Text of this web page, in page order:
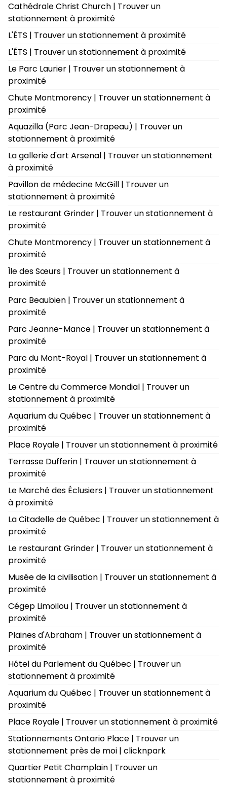
Cathédrale Christ Church | Trouver un
stationnement à proximité
L'ÉTS | Trouver un stationnement à proximité
L'ÉTS | Trouver un stationnement à proximité
Le Parc Laurier | Trouver un stationnement à
proximité
Chute Montmorency | Trouver un stationnement à
proximité
Aquazilla (Parc Jean-Drapeau) | Trouver un
stationnement à proximité
La gallerie d'art Arsenal | Trouver un stationnement
à proximité
Pavillon de médecine McGill | Trouver un
stationnement à proximité
Le restaurant Grinder | Trouver un stationnement à
proximité
Chute Montmorency | Trouver un stationnement à
proximité
Île des Sœurs | Trouver un stationnement à
proximité
Parc Beaubien | Trouver un stationnement à
proximité
Parc Jeanne-Mance | Trouver un stationnement à
proximité
Parc du Mont-Royal | Trouver un stationnement à
proximité
Le Centre du Commerce Mondial | Trouver un
stationnement à proximité
Aquarium du Québec | Trouver un stationnement à
proximité
Place Royale | Trouver un stationnement à proximité
Terrasse Dufferin | Trouver un stationnement à
proximité
Le Marché des Éclusiers | Trouver un stationnement
à proximité
La Citadelle de Québec | Trouver un stationnement à
proximité
Le restaurant Grinder | Trouver un stationnement à
proximité
Musée de la civilisation | Trouver un stationnement à
proximité
Cégep Limoilou | Trouver un stationnement à
proximité
Plaines d'Abraham | Trouver un stationnement à
proximité
Hôtel du Parlement du Québec | Trouver un
stationnement à proximité
Aquarium du Québec | Trouver un stationnement à
proximité
Place Royale | Trouver un stationnement à proximité
Stationnements Ontario Place | Trouver un
stationnement près de moi | clicknpark
Quartier Petit Champlain | Trouver un
stationnement à proximité